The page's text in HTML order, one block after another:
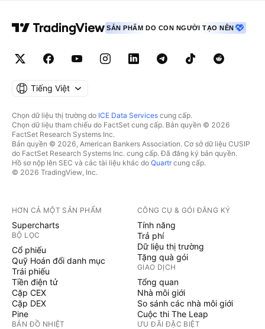
SẢN PHẨM DO CON NGƯỜI TẠO NÊN
Tiếng Việt
Chọn dữ liệu thị trường do ICE Data Services cung cấp.
Chọn dữ liệu tham chiếu do FactSet cung cấp. Bản quyền © 2026
FactSet Research Systems Inc.
Bản quyền © 2026, American Bankers Association. Cơ sở dữ liệu CUSIP
do FactSet Research Systems Inc. cung cấp. Đã đăng ký bản quyền.
Hồ sơ nộp lên SEC và các tài liệu khác do Quartrcung cấp.
© 2026 TradingView, Inc.
HƠN CẢ MỘT SẢN PHẨM
Supercharts
BỘ LỌC
Cổ phiếu
Quỹ Hoán đổi danh mục
Trái phiếu
Tiền điện tử
Cặp CEX
Cặp DEX
Pine
BẢN ĐỒ NHIỆT
CÔNG CỤ & GÓI ĐĂNG KÝ
Tính năng
Trả phí
Dữ liệu thị trường
Tặng quà gói
GIAO DỊCH
Tổng quan
Nhà môi giới
So sánh các nhà môi giới
Cuộc thi The Leap
ƯU ĐÃI ĐẶC BIỆT